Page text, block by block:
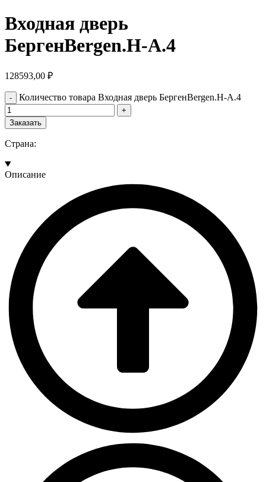
Входная дверь
БергенBergen.H-A.4
128593,00 ₽
Количество товара Входная дверь БергенBergen.H-A.4
Заказать
Страна:
Описание